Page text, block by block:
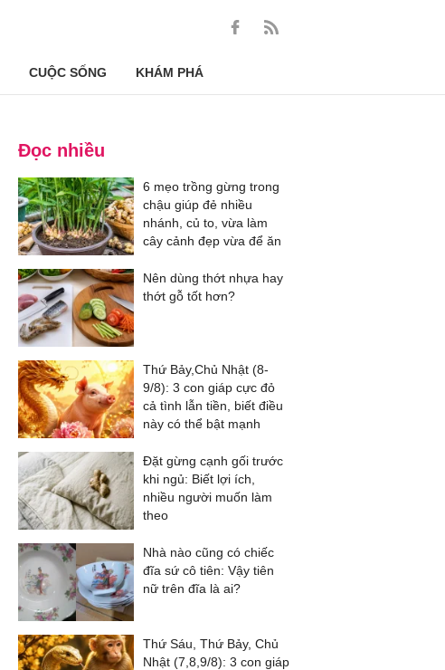
CUỘC SỐNG KHÁM PHÁ
Đọc nhiều
6 mẹo trồng gừng trong
chậu giúp đẻ nhiều
nhánh, củ to, vừa làm
cây cảnh đẹp vừa để ăn
Nên dùng thớt nhựa hay
thớt gỗ tốt hơn?
Thứ Bảy,Chủ Nhật (8-
9/8): 3 con giáp cực đỏ
cả tình lẫn tiền, biết điều
này có thể bật mạnh
Đặt gừng cạnh gối trước
khi ngủ: Biết lợi ích,
nhiều người muốn làm
theo
Nhà nào cũng có chiếc
đĩa sứ cô tiên: Vậy tiên
nữ trên đĩa là ai?
Thứ Sáu, Thứ Bảy, Chủ
Nhật (7,8,9/8): 3 con giáp